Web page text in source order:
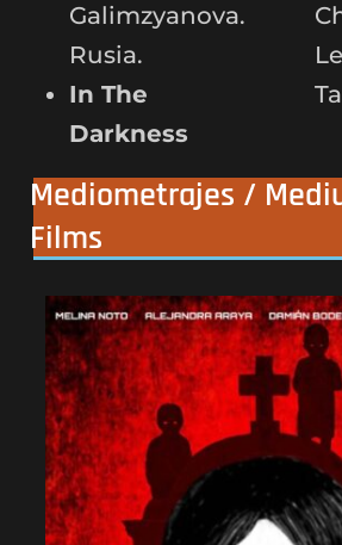
Galimzyanova.
Rusia.
In The
Darkness
Mediometrajes /
Films